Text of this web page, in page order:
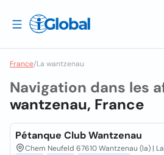
France/La wantzenau
Navigation dans les
wantzenau, France
Pétanque Club Wantzenau
Chem Neufeld 67610 Wantzenau (la) |